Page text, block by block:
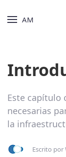
AM
Este capítulo
necesarias
la
Escrito por